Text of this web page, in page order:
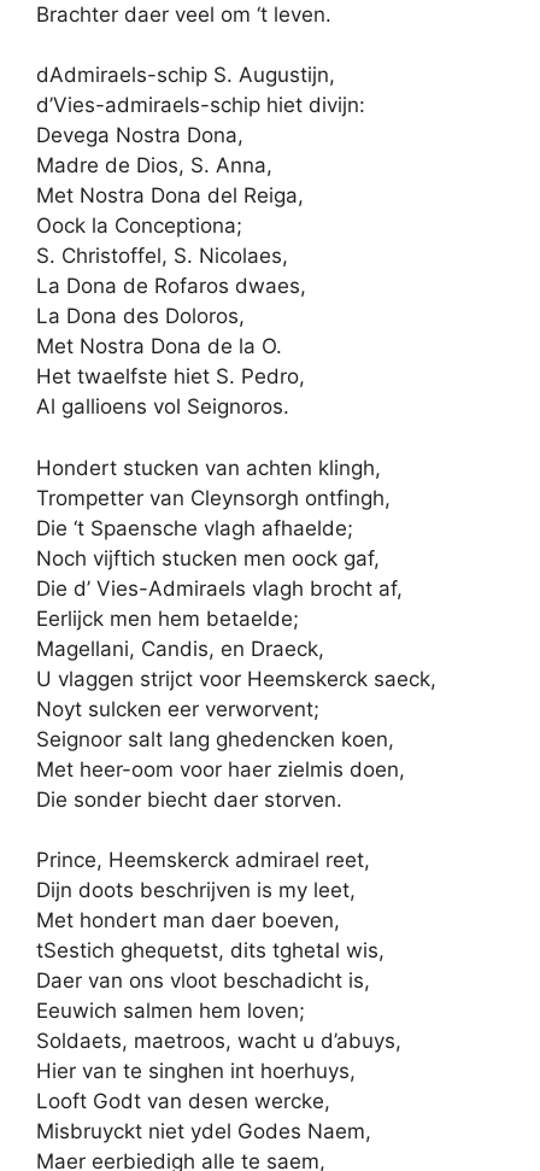
Brachter daer veel om ‘t leven.
dAdmiraels-schip S. Augustijn,
d’Vies-admiraels-schip hiet divijn:
Devega Nostra Dona,
Madre de Dios, S. Anna,
Met Nostra Dona del Reiga,
Oock la Conceptiona;
S. Christoffel, S. Nicolaes,
La Dona de Rofaros dwaes,
La Dona des Doloros,
Met Nostra Dona de la O.
Het twaelfste hiet S. Pedro,
Al gallioens vol Seignoros.
Hondert stucken van achten klingh,
Trompetter van Cleynsorgh ontfingh,
Die ‘t Spaensche vlagh afhaelde;
Noch vijftich stucken men oock gaf,
Die d’ Vies-Admiraels vlagh brocht af,
Eerlijck men hem betaelde;
Magellani, Candis, en Draeck,
U vlaggen strijct voor Heemskerck saeck,
Noyt sulcken eer verworvent;
Seignoor salt lang ghedencken koen,
Met heer-oom voor haer zielmis doen,
Die sonder biecht daer storven.
Prince, Heemskerck admirael reet,
Dijn doots beschrijven is my leet,
Met hondert man daer boeven,
tSestich ghequetst, dits tghetal wis,
Daer van ons vloot beschadicht is,
Eeuwich salmen hem loven;
Soldaets, maetroos, wacht u d’abuys,
Hier van te singhen int hoerhuys,
Looft Godt van desen wercke,
Misbruyckt niet ydel Godes Naem,
Maer eerbiedigh alle te saem,